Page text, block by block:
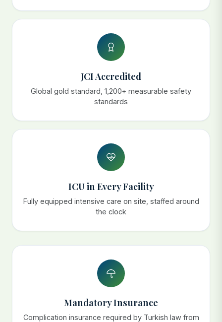
JCI Accredited
Global gold standard, 1,200+ measurable safety
standards
ICU in Every Facility
Fully equipped intensive care on site, staffed around
the clock
Mandatory Insurance
Complication insurance required by Turkish law from